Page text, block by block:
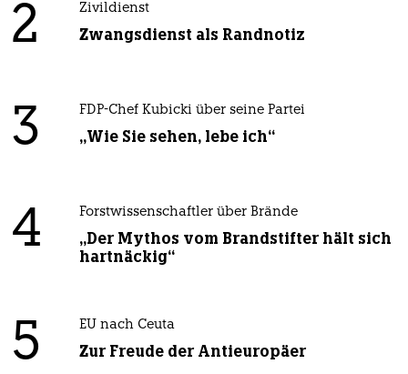
2 Zivildienst
Zwangsdienst als Randnotiz
3 FDP-Chef Kubicki über seine Partei
„Wie Sie sehen, lebe ich“
4 Forstwissenschaftler über Brände
„Der Mythos vom Brandstifter hält sich
hartnäckig“
5 EU nach Ceuta
Zur Freude der Antieuropäer